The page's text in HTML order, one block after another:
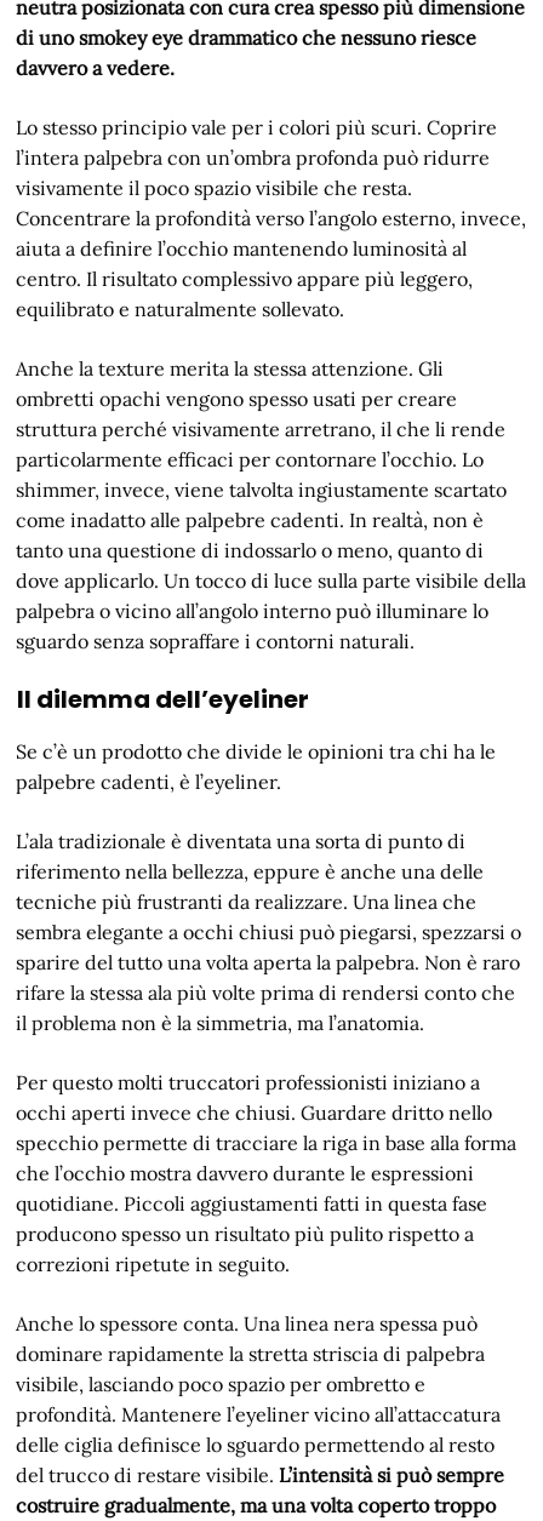
neutra posizionata con cura crea spesso più dimensione
di uno smokey eye drammatico che nessuno riesce
davvero a vedere.
Lo stesso principio vale per i colori più scuri. Coprire
l’intera palpebra con un’ombra profonda può ridurre
visivamente il poco spazio visibile che resta.
Concentrare la profondità verso l’angolo esterno, invece,
aiuta a definire l’occhio mantenendo luminosità al
centro. Il risultato complessivo appare più leggero,
equilibrato e naturalmente sollevato.
Anche la texture merita la stessa attenzione. Gli
ombretti opachi vengono spesso usati per creare
struttura perché visivamente arretrano, il che li rende
particolarmente efficaci per contornare l’occhio. Lo
shimmer, invece, viene talvolta ingiustamente scartato
come inadatto alle palpebre cadenti. In realtà, non è
tanto una questione di indossarlo o meno, quanto di
dove applicarlo. Un tocco di luce sulla parte visibile della
palpebra o vicino all’angolo interno può illuminare lo
sguardo senza sopraffare i contorni naturali.
Il dilemma dell’eyeliner
Se c’è un prodotto che divide le opinioni tra chi ha le
palpebre cadenti, è l’eyeliner.
L’ala tradizionale è diventata una sorta di punto di
riferimento nella bellezza, eppure è anche una delle
tecniche più frustranti da realizzare. Una linea che
sembra elegante a occhi chiusi può piegarsi, spezzarsi o
sparire del tutto una volta aperta la palpebra. Non è raro
rifare la stessa ala più volte prima di rendersi conto che
il problema non è la simmetria, ma l’anatomia.
Per questo molti truccatori professionisti iniziano a
occhi aperti invece che chiusi. Guardare dritto nello
specchio permette di tracciare la riga in base alla forma
che l’occhio mostra davvero durante le espressioni
quotidiane. Piccoli aggiustamenti fatti in questa fase
producono spesso un risultato più pulito rispetto a
correzioni ripetute in seguito.
Anche lo spessore conta. Una linea nera spessa può
dominare rapidamente la stretta striscia di palpebra
visibile, lasciando poco spazio per ombretto e
profondità. Mantenere l’eyeliner vicino all’attaccatura
delle ciglia definisce lo sguardo permettendo al resto
del trucco di restare visibile.L’intensità si può sempre
costruire gradualmente, ma una volta coperto troppo